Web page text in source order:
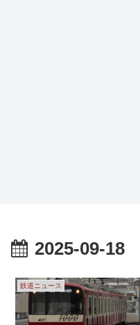
2025-09-18
鉄道ニュース